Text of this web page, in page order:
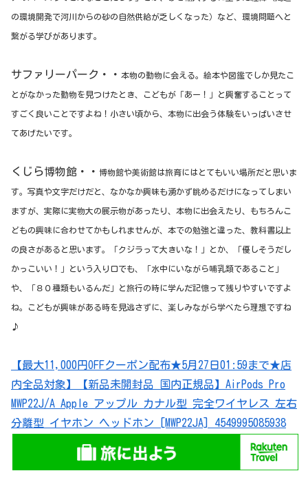
の環境開発で河川からの砂の自然供給が乏しくなった）など、環境問題へと
繋がる学びがあります。
サファリーパーク・・ 本物の動物に会える。絵本や図鑑でしか見たこ
とがなかった動物を見つけたとき、こどもが「あー！」と興奮することって
すごく良いことですよね！小さい頃から、本物に出会う体験をいっぱいさせ
てあげたいです。
くじら博物館・・ 博物館や美術館は旅育にはとてもいい場所だと思いま
す。写真や文字だけだと、なかなか興味も湧かず眺めるだけになってしまい
ますが、実際に実物大の展示物があったり、本物に出会えたり、もちろんこ
どもの興味に合わせてかもしれませんが、本での勉強と違った、教科書以上
の良さがあると思います。「クジラって大きいな！」とか、「優しそうだし
かっこいい！」という入り口でも、「水中にいながら哺乳類であること」
や、「８０種類もいるんだ」と旅行の時に学んだ記憶って残りやすいですよ
ね。こどもが興味がある時を見逃さずに、楽しみながら学べたら理想ですね
♪
【最大11,000円OFFクーポン配布★5月27日01:59まで★店
内全品対象】【新品未開封品 国内正規品】AirPods Pro
MWP22J/A Apple アップル カナル型 完全ワイヤレス 左右
分離型 イヤホン ヘッドホン [MWP22JA] 4549995085938